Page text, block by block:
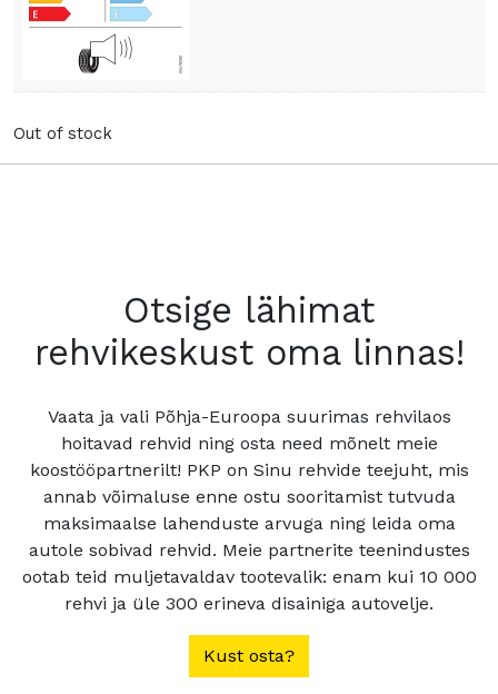
Out of stock
Otsige lähimat
rehvikeskust oma linnas!
Vaata ja vali Põhja-Euroopa suurimas rehvilaos
hoitavad rehvid ning osta need mõnelt meie
koostööpartnerilt! PKP on Sinu rehvide teejuht, mis
annab võimaluse enne ostu sooritamist tutvuda
maksimaalse lahenduste arvuga ning leida oma
autole sobivad rehvid. Meie partnerite teenindustes
ootab teid muljetavaldav tootevalik: enam kui 10 000
rehvi ja üle 300 erineva disainiga autovelje.
Kust osta?